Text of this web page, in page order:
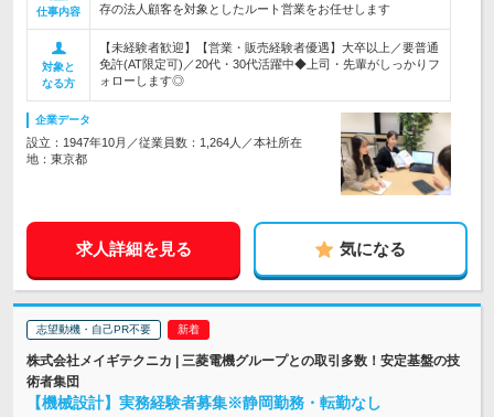
仕事内容
存の法人顧客を対象としたルート営業をお任せします
対象と
なる方
【未経験者歓迎】【営業・販売経験者優遇】大卒以上／要普通
免許(AT限定可)／20代・30代活躍中◆上司・先輩がしっかりフ
ォローします◎
企業データ
設立：1947年10月／従業員数：1,264人／本社所在
地：東京都
求人詳細を見る 気になる
志望動機・自己PR不要
株式会社メイギテクニカ | 三菱電機グループとの取引多数！安定基盤の技
術者集団
【機械設計】実務経験者募集※静岡勤務・転勤なし